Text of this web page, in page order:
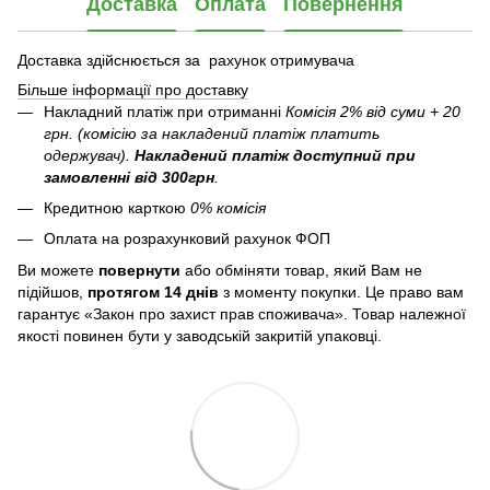
Доставка Оплата Повернення
Доставка здійснюється за рахунок отримувача
Більше інформації про доставку
Накладний платіж при отриманні Комісія 2% від суми + 20
грн. (комісію за накладений платіж платить
одержувач). Накладений платіж доступний при
замовленні від 300грн
Кредитною карткою 0% комісія
Оплата на розрахунковий рахунок ФОП
Ви можете повернути або обміняти товар, який Вам не
підійшов, протягом 14 днів з моменту покупки. Це право вам
гарантує «Закон про захист прав споживача». Товар належної
якості повинен бути у заводській закритій упаковці.